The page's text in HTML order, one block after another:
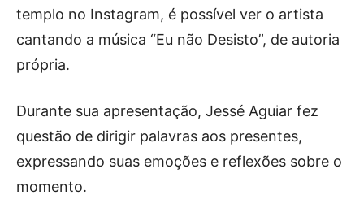
templo no Instagram, é possível ver o artista
cantando a música “Eu não Desisto”, de autoria
própria.
Durante sua apresentação, Jessé Aguiar fez
questão de dirigir palavras aos presentes,
expressando suas emoções e reflexões sobre o
momento.